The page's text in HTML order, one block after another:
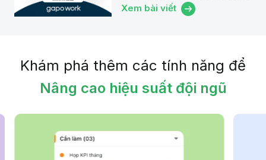
cập nhật trong tháng 8 trên
Xem bài viết
Khám phá thêm các tính năng để
Nâng cao hiệu suất đội ngũ